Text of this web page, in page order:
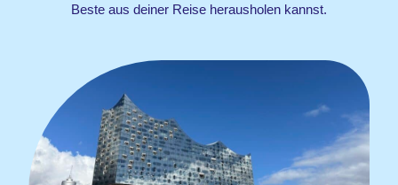
Beste aus deiner Reise herausholen kannst.